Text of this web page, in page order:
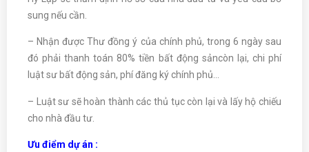
sung nếu cần.
– Nhận được Thư đồng ý của chính phủ, trong 6 ngày sau
đó phải thanh toán 80% tiền bất động sảncòn lại, chi phí
luật sư bất động sản, phí đăng ký chính phủ…
– Luật sư sẽ hoàn thành các thủ tục còn lại và lấy hộ chiếu
cho nhà đầu tư.
Ưu điểm dự án :